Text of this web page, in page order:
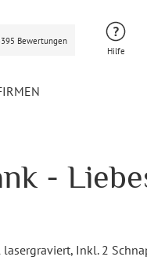
Bewertungen
Hilfe
Hochzeit Extras
Hochzeit Briefumschläge
Gastgeschenke Hochzeit
-
, Inkl. 2